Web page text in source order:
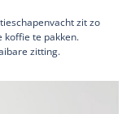
zit zo
koffie te pakken.
zitting.